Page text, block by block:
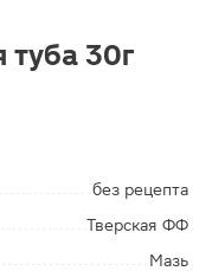
туба 30г
без рецепта
Тверская ФФ
Мазь